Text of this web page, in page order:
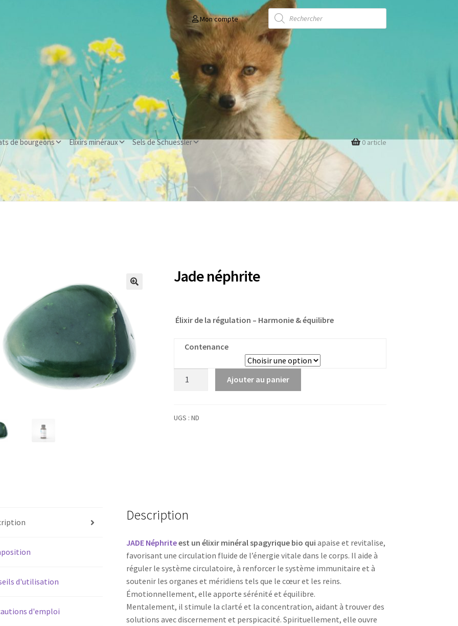
Mon compte
Recherche
de
produits
de bourgeons Elixirs minéraux Sels de Schuessler 0 article
Jade néphrite
Élixir de la régulation – Harmonie & équilibre
Contenance
Ajouter au panier
UGS : ND
d'utilisation
d'emploi
Description
JADE Néphriteest unélixir minéral spagyrique bio quiapaise et revitalise,
favorisant une circulation fluide de l’énergie vitale dans le corps. Il aide à
réguler le système circulatoire, à renforcer le système immunitaire et à
soutenir les organes et méridiens tels que le cœur et les reins.
Émotionnellement, elle apporte sérénité et équilibre.
Mentalement, il stimule la clarté et la concentration, aidant à trouver des
solutions avec discernement et perspicacité. Spirituellement, elle ouvre